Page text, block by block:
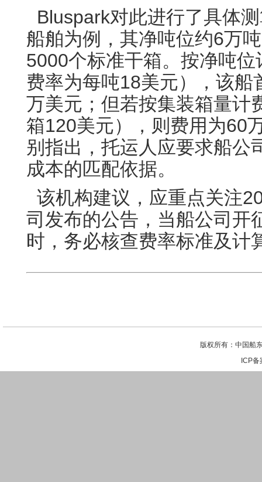
Bluspark对此进行了具体
船舶为例，其净吨位约6万
5000个标准干箱。按净吨
费率为每吨18美元），该船
万美元；但若按集装箱量计
箱120美元），则费用为60
别指出，托运人应要求船公
成本的匹配依据。
该机构建议，应重点关注
司发布的公告，当船公司开
时，务必核查费率标准及计
版权所有：中国船
ICP